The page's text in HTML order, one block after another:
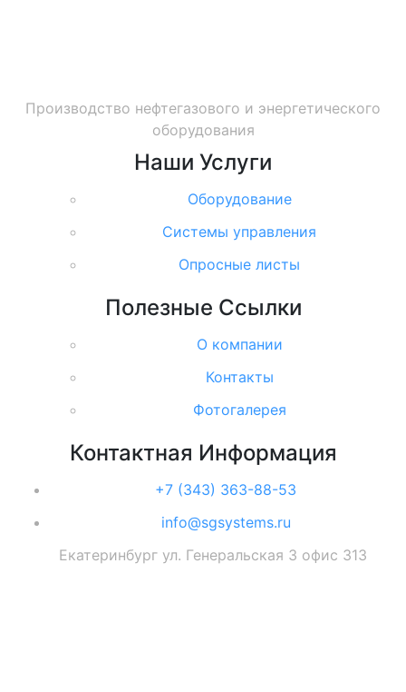
Производство нефтегазового и энергетического
оборудования
Наши Услуги
Оборудование
Системы управления
Опросные листы
Полезные Ссылки
О компании
Контакты
Фотогалерея
Контактная Информация
+7 (343) 363-88-53
info@sgsystems.ru
Екатеринбург ул. Генеральская 3 офис 313